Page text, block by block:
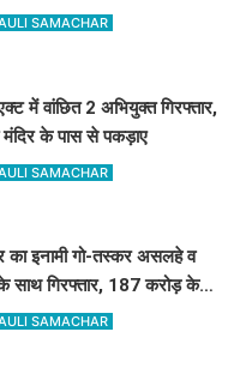
SAMACHAR
में वांछित 2 अभियुक्त गिरफ्तार,
मंदिर के पास से पकड़ाए
SAMACHAR
का इनामी गो-तस्कर असलहे व
साथ गिरफ्तार, 187 करोड़ के
जुड़ा तार
SAMACHAR